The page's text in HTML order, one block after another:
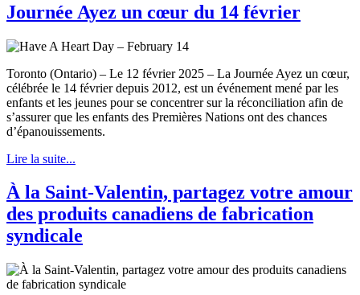
Journée Ayez un cœur du 14 février
Toronto (Ontario) – Le 12 février 2025 – La Journée Ayez un cœur,
célébrée le 14 février depuis 2012, est un événement mené par les
enfants et les jeunes pour se concentrer sur la réconciliation afin de
s’assurer que les enfants des Premières Nations ont des chances
d’épanouissements.
Lire la suite...
À la Saint-Valentin, partagez votre amour
des produits canadiens de fabrication
syndicale